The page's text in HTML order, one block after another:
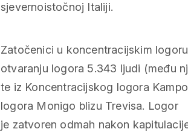
sjevernoistočnoj Italiji.
Zatočenici u koncentracijskim
otvaranju logora 5.343 ljudi (među
te iz Koncentracijskog logora
logora Monigo blizu Trevisa. Logor
je zatvoren odmah nakon